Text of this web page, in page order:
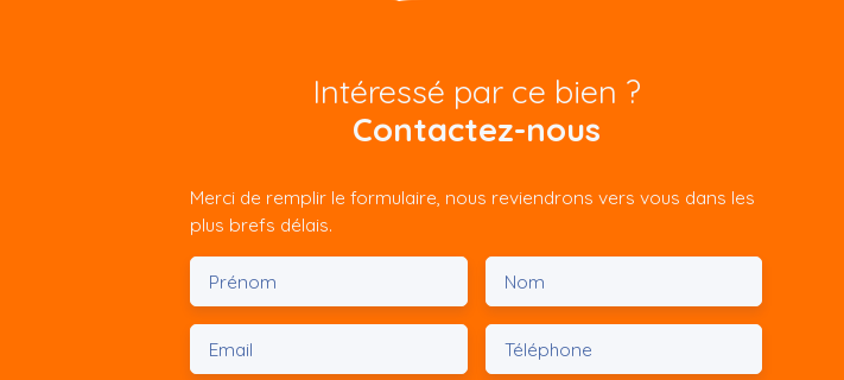
Intéressé par ce bien ?
Contactez-nous
Merci de remplir le formulaire, nous reviendrons vers vous dans les
plus brefs délais.
Prénom Nom
Email Téléphone